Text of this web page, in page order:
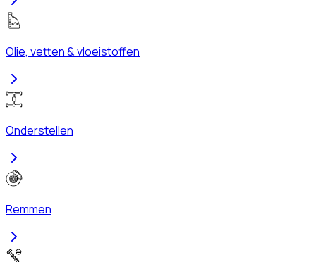
Olie, vetten & vloeistoffen
Onderstellen
Remmen